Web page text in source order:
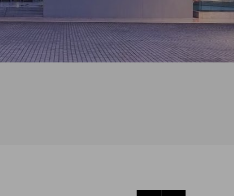
التحقق من صحة